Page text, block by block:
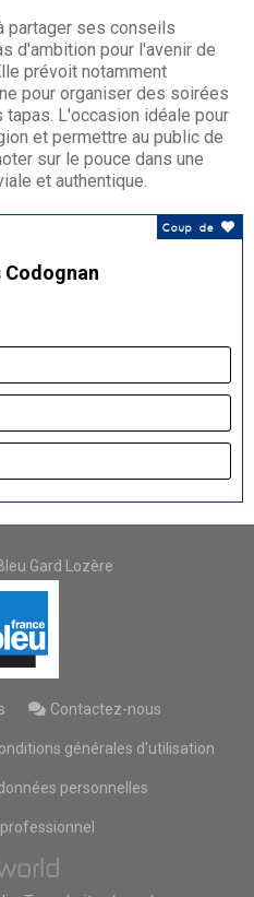
partager ses conseils
d'ambition pour l'avenir de
prévoit notamment
pour organiser des soirées
L'occasion idéale pour
et permettre au public de
sur le pouce dans une
et authentique.
Coup de
Codognan
Gard Lozère
Contactez-nous
générales d'utilisation
personnelles